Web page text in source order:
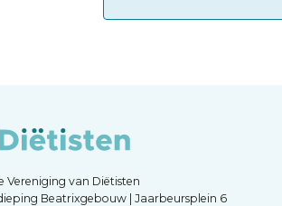
Vereniging van Diëtisten
Beatrixgebouw | Jaarbeursplein 6